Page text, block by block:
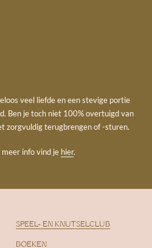
veel liefde en een stevige portie
Ben je toch niet 100% overtuigd van
zorgvuldig terugbrengen of -sturen.
info vind je hier.
SPEEL- EN KNUTSELCLUB
BOEKEN